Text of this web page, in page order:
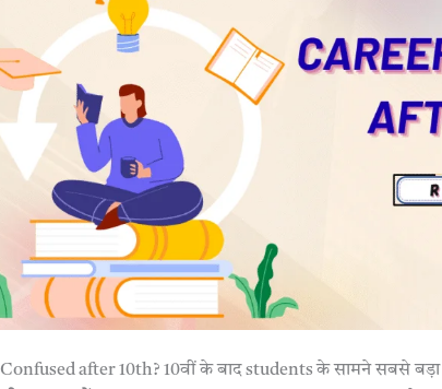
Confused after 10th? 10वीं के बाद students के सामने सबसे बड़ा